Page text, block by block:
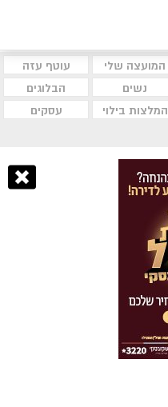
המועצה שלי
עוטף עזה
נשים
הבלוגים
המלצות בילוי
עסקים